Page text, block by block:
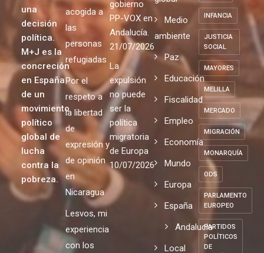
una
decisión
política.
M+J es la
concreción
en España
de un
movimiento
político
global de
lucha
contra la
pobreza.
acogida a
las
personas
refugiadas
Por el
respeto a
la libertad
de
expresión y
de opinión
en
Nicaragua
Lesvos, mi
experiencia
con los
gobierno
PP-VOX en
Andalucía.
21/07/2026
La
expulsión
no puede
ser la
política
migratoria
de Europa
10/07/2026
Medio
ambiente
Paz
Educación
Fiscalidad
Empleo
Economía
Mundo
Europa
España
Andalucia
Local
INFANCIA
JUSTICIA
SOCIAL
MAYORES
MELILLA
MERCADO
MIGRACIÓN
MONARQUÍA
ODS
PARLAMENTO
EUROPEO
PARTIDOS
POLÍTICOS
DE